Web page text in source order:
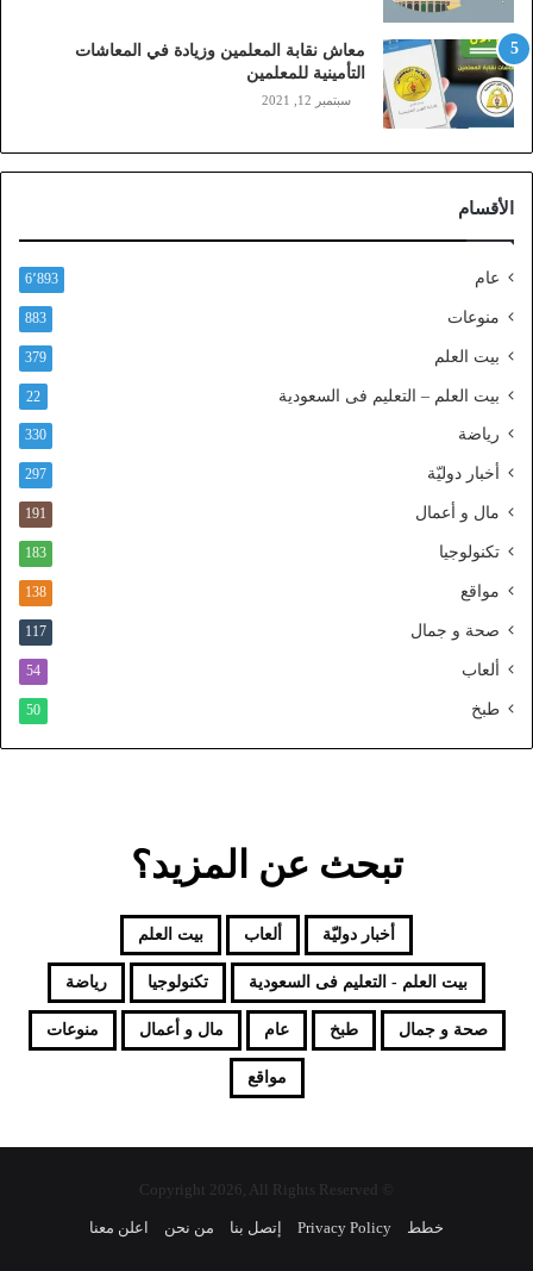
ز
ي
ن
)
ا
ل
ف
ا
ا
ط
ا
م
و
د
معاش نقابة المعلمين وزيادة في المعاشات
التأمينية للمعلمين
سبتمبر 12, 2021
الأقسام
عام 6٬893
منوعات 883
بيت العلم 379
بيت العلم – التعليم فى السعودية 22
رياضة 330
أخبار دوليّة 297
مال و أعمال 191
تكنولوجيا 183
مواقع 138
صحة و جمال 117
ألعاب 54
طبخ 50
تبحث عن المزيد؟
أخبار دوليّة ألعاب بيت العلم
بيت العلم - التعليم فى السعودية تكنولوجيا رياضة
صحة و جمال طبخ عام مال و أعمال منوعات
مواقع
خطط Privacy Policy إتصل بنا من نحن اعلن معنا